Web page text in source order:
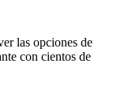
las opciones de
con cientos de